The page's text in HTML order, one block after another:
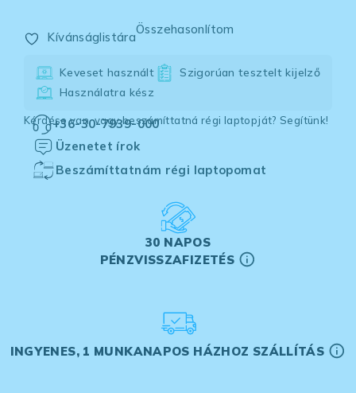
Kívánságlistára
Összehasonlítom
Keveset használt
Szigorúan tesztelt kijelző
Használatra kész
Kérdése van, vagy beszámíttatná régi laptopját? Segítünk!
+36-30-7939-000
Üzenetet írok
Beszámíttatnám régi laptopomat
30 NAPOS
PÉNZVISSZAFIZETÉS
INGYENES, 1 MUNKANAPOS HÁZHOZ SZÁLLÍTÁS